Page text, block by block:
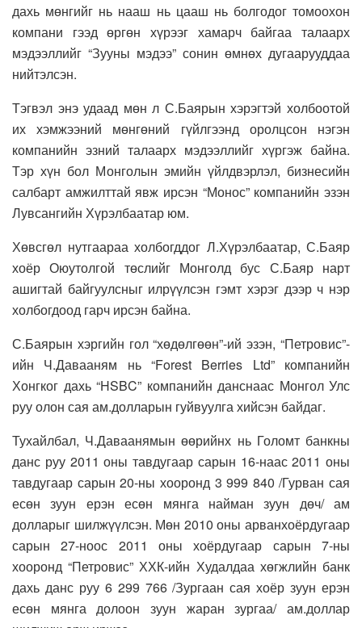
дахь мөнгийг нь нааш нь цааш нь болгодог томоохон
компани гээд өргөн хүрээг хамарч байгаа талаарх
мэдээллийг “Зууны мэдээ” сонин өмнөх дугаарууддаа
нийтэлсэн.
Тэгвэл энэ удаад мөн л С.Баярын хэрэгтэй холбоотой
их хэмжээний мөнгөний гүйлгээнд оролцсон нэгэн
компанийн эзний талаарх мэдээллийг хүргэж байна.
Тэр хүн бол Монголын эмийн үйлдвэрлэл, бизнесийн
салбарт амжилттай явж ирсэн “Монос” компанийн эзэн
Лувсангийн Хүрэлбаатар юм.
Хөвсгөл нутгаараа холбогддог Л.Хүрэлбаатар, С.Баяр
хоёр Оюутолгой төслийг Монголд бус С.Баяр нарт
ашигтай байгуулсныг илрүүлсэн гэмт хэрэг дээр ч нэр
холбогдоод гарч ирсэн байна.
С.Баярын хэргийн гол “хөдөлгөөн”-ий эзэн, “Петровис”-
ийн Ч.Давааням нь “Forest Berries Ltd” компанийн
Хонгког дахь “HSBC” компанийн данснаас Монгол Улс
руу олон сая ам.долларын гуйвуулга хийсэн байдаг.
Тухайлбал, Ч.Даваанямын өөрийнх нь Голомт банкны
данс руу 2011 оны тавдугаар сарын 16-наас 2011 оны
тавдугаар сарын 20-ны хооронд 3 999 840 /Гурван сая
есөн зуун ерэн есөн мянга найман зуун дөч/ ам
долларыг шилжүүлсэн. Мөн 2010 оны арванхоёрдугаар
сарын 27-ноос 2011 оны хоёрдугаар сарын 7-ны
хооронд “Петровис” ХХК-ийн Худалдаа хөгжлийн банк
дахь данс руу 6 299 766 /Зургаан сая хоёр зуун ерэн
есөн мянга долоон зуун жаран зургаа/ ам.доллар